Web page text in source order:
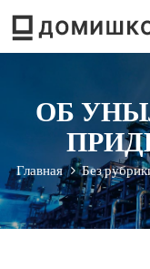
ОБ
Главная Без